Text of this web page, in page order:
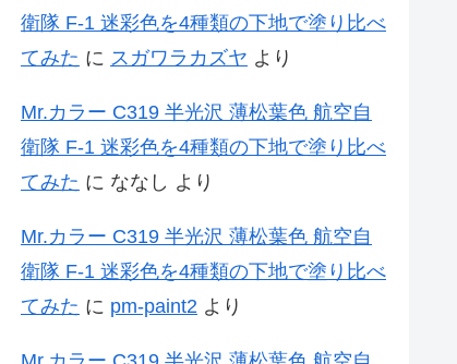
衛隊 F-1 迷彩色を4種類の下地で塗り比べ
てみた に スガワラカズヤ より
Mr.カラー C319 半光沢 薄松葉色 航空自
衛隊 F-1 迷彩色を4種類の下地で塗り比べ
てみた に ななし より
Mr.カラー C319 半光沢 薄松葉色 航空自
衛隊 F-1 迷彩色を4種類の下地で塗り比べ
てみた に pm-paint2 より